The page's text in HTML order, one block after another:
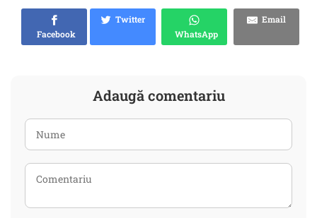
Facebook
Twitter
WhatsApp
Email
Adaugă comentariu